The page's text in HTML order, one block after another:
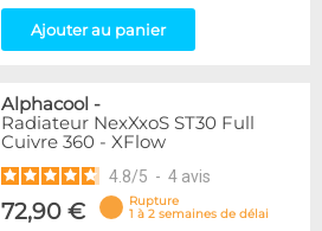
Ajouter au panier
Alphacool -
Radiateur NexXxoS ST30 Full
Cuivre 360 - XFlow
4.8/5 - 4 avis
72,90 €
Rupture
1 à 2 semaines de délai